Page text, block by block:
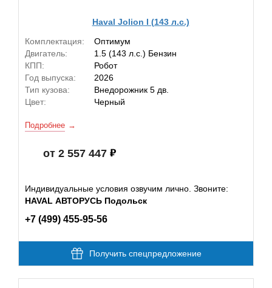
Haval Jolion I (143 л.с.)
Комплектация:
Оптимум
Двигатель:
1.5 (143 л.с.) Бензин
КПП:
Робот
Год выпуска:
2026
Тип кузова:
Внедорожник 5 дв.
Цвет:
Черный
Подробнее
от 2 557 447
Индивидуальные условия озвучим лично. Звоните:
HAVAL АВТОРУСЬ Подольск
+7 (499) 455-95-56
Получить спецпредложение